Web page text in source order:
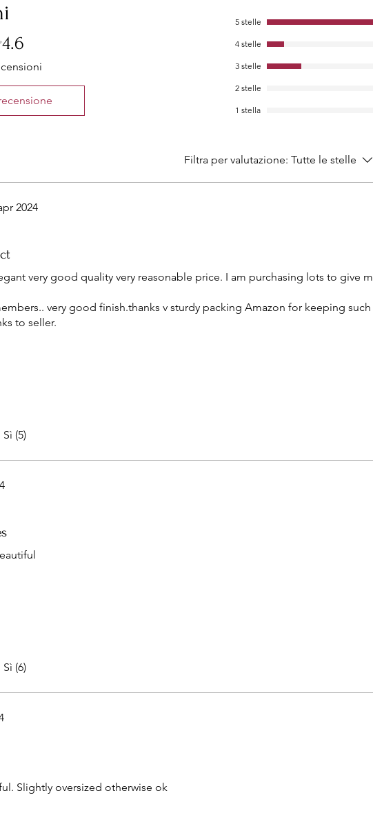
assicura di
chimiche
scatole
panno di cotone
Rajasthani da
leggeri e hanno
su 5.
4.6
5 stelle
4 stelle
3 stelle
2 stelle
1 stella
Filtra per valutazione: Tutte le stelle
2024
su 5.
very good quality very reasonable price. I am purchasing lots to give
very good finish.thanks v sturdy packing Amazon for keeping
to seller.
Sì (5)
su 5.
Sì (6)
su 5.
Slightly oversized otherwise ok